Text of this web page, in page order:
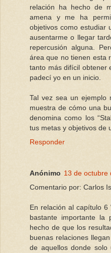
relación ha hecho de
amena y me ha
objetivos como estudiar
ausentarme o llegar
repercusión alguna.
área que no tienen esta
tanto más difícil obtener
padecí yo en un inicio.
Tal vez sea un ejemplo
muestra de cómo una
denomina como los
tus metas y objetivos de
Responder
Anónimo 13 de octubre
Comentario por: Carlos
En relación al capítulo
bastante importante la
hecho de que los
buenas relaciones
de aquellos donde